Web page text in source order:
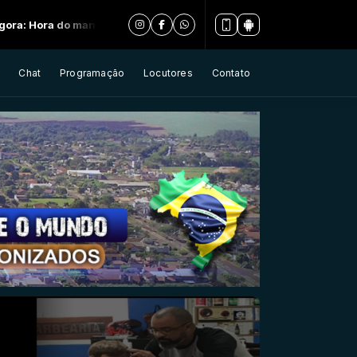
- Parte 3
Chat Programação Locutores Contato